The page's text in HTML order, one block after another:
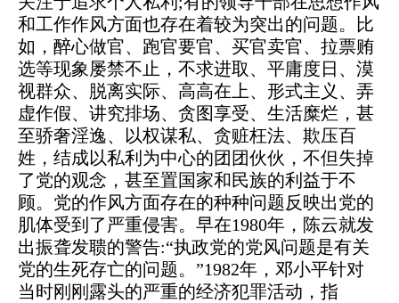
和工作作风方面也存在着较为突出的问题。比
如，醉心做官、跑官要官、买官卖官、拉票贿
选等现象屡禁不止，不求进取、平庸度日、漠
视群众、脱离实际、高高在上、形式主义、弄
虚作假、讲究排场、贪图享受、生活糜烂，甚
至骄奢淫逸、以权谋私、贪赃枉法、欺压百
姓，结成以私利为中心的团团伙伙，不但失掉
了党的观念，甚至置国家和民族的利益于不
顾。党的作风方面存在的种种问题反映出党的
肌体受到了严重侵害。早在1980年，陈云就发
出振聋发聩的警告:“执政党的党风问题是有关
党的生死存亡的问题。”1982年，邓小平针对
当时刚刚露头的严重的经济犯罪活动，指